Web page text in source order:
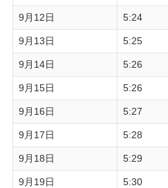
9月12日 5:24
9月13日 5:25
9月14日 5:26
9月15日 5:26
9月16日 5:27
9月17日 5:28
9月18日 5:29
9月19日 5:30